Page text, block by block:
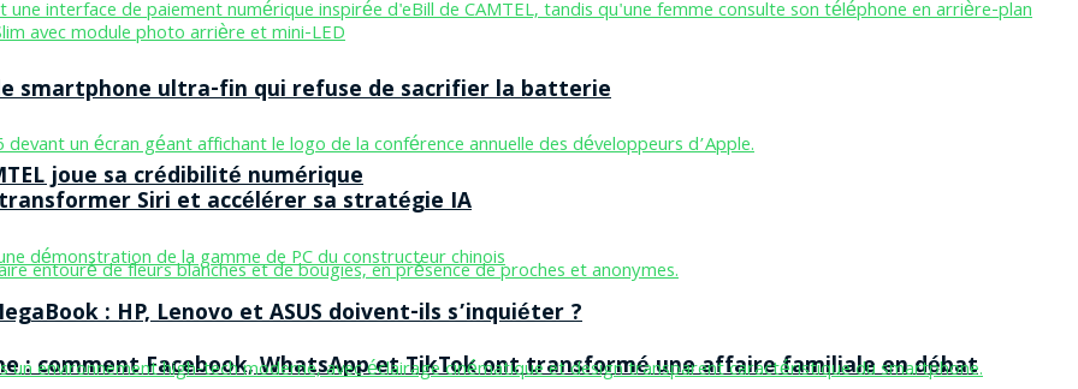
joue sa crédibilité numérique
: comment Facebook, WhatsApp et TikTok ont transformé une affaire familiale en débat
le smartphone ultra-fin qui refuse de sacrifier la batterie
transformer Siri et accélérer sa stratégie IA
: HP, Lenovo et ASUS doivent-ils s’inquiéter ?